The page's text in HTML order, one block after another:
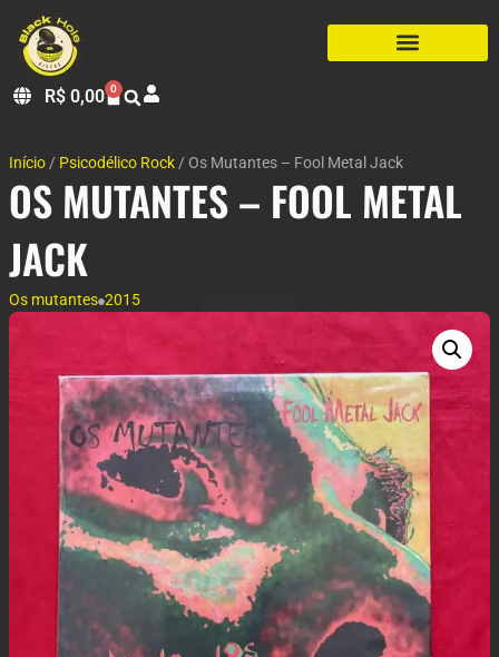
R$ 0,00 0
Início / Psicodélico Rock / Os Mutantes – Fool Metal Jack
OS MUTANTES – FOOL METAL
JACK
Os mutantes 2015